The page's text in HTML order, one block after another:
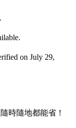
on July 29,
時隨地都能省！